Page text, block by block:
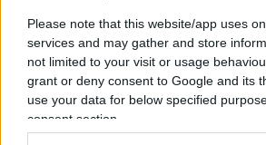
Please note that this website/app uses
services and may gather and store
not limited to your visit or usage
grant or deny consent to Google and its
use your data for below specified
consent section.
la necessità di rivolgersi ad altri
Questa tipo di approccio ha
PMI che, avendo a disposizioni
rispetto ai leader di settore,
incrementare il loro volume di